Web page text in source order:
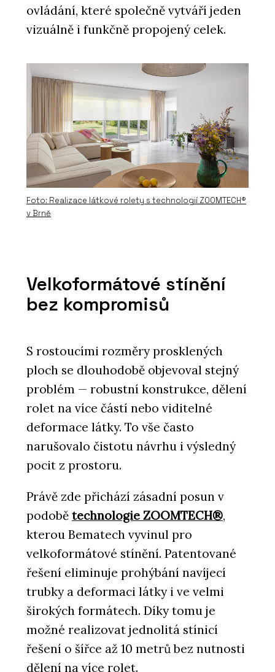
ovládání, které společně vytváří jeden
vizuálně i funkčně propojený celek.
Foto: Realizace látkové rolety s technologií ZOOMTECH®
v Brně
Velkoformátové stínění
bez kompromisů
S rostoucími rozměry prosklených
ploch se dlouhodobě objevoval stejný
problém — robustní konstrukce, dělení
rolet na více částí nebo viditelné
deformace látky. To vše často
narušovalo čistotu návrhu i výsledný
pocit z prostoru.
Právě zde přichází zásadní posun v
podobě technologie ZOOMTECH®,
kterou Bematech vyvinul pro
velkoformátové stínění. Patentované
řešení eliminuje prohýbání navíjecí
trubky a deformaci látky i ve velmi
širokých formátech. Díky tomu je
možné realizovat jednolitá stínicí
řešení o šířce až 10 metrů bez nutnosti
dělení na více rolet.